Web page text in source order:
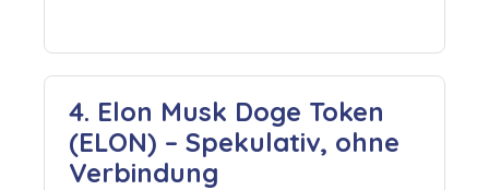
4. Elon Musk Doge Token
(ELON) – Spekulativ, ohne
Verbindung